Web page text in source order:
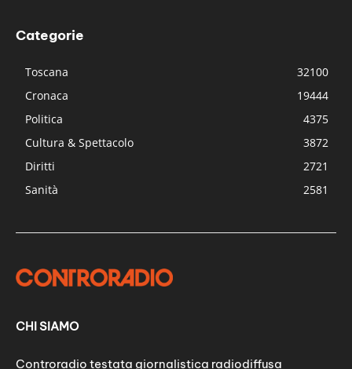
Categorie
Toscana
32100
Cronaca
19444
Politica
4375
Cultura & Spettacolo
3872
Diritti
2721
Sanità
2581
CHI SIAMO
Controradio testata giornalistica radiodiffusa